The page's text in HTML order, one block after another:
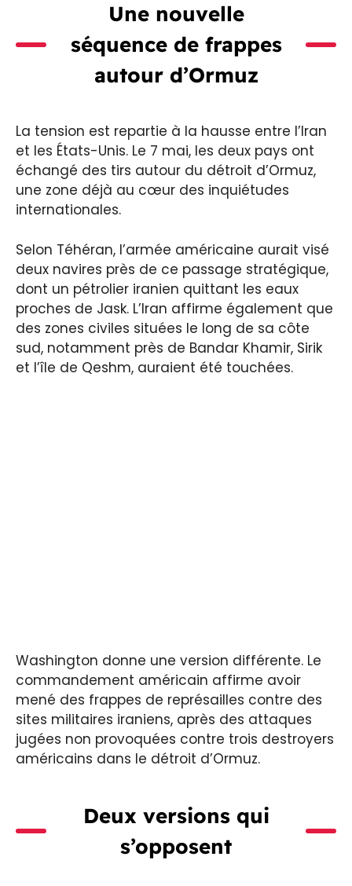
Une nouvelle
séquence de frappes
autour d’Ormuz
La tension est repartie à la hausse entre l’Iran
et les États-Unis. Le 7 mai, les deux pays ont
échangé des tirs autour du détroit d’Ormuz,
une zone déjà au cœur des inquiétudes
internationales.
Selon Téhéran, l’armée américaine aurait visé
deux navires près de ce passage stratégique,
dont un pétrolier iranien quittant les eaux
proches de Jask. L’Iran affirme également que
des zones civiles situées le long de sa côte
sud, notamment près de Bandar Khamir, Sirik
et l’île de Qeshm, auraient été touchées.
Washington donne une version différente. Le
commandement américain affirme avoir
mené des frappes de représailles contre des
sites militaires iraniens, après des attaques
jugées non provoquées contre trois destroyers
américains dans le détroit d’Ormuz.
Deux versions qui
s’opposent